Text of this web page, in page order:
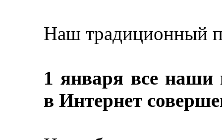
Наш традиционный
1 января все наши
в Интернет